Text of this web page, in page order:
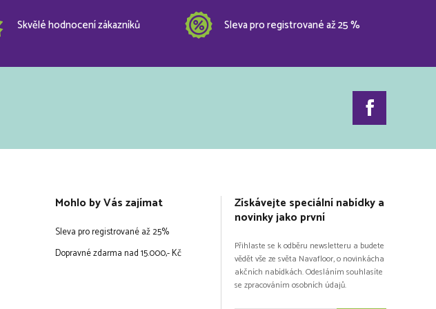
Skvělé hodnocení zákazníků Sleva pro registrované až 25 %
Mohlo by Vás zajímat
Sleva pro registrované až 25%
Dopravné zdarma nad 15.000,- Kč
Získávejte speciální nabídky a
novinky jako první
Přihlaste se k odběru newsletteru a budete
vědět vše ze světa Navafloor, o novinkácha
akčních nabídkách. Odesláním souhlasíte
se zpracováním osobních údajů.